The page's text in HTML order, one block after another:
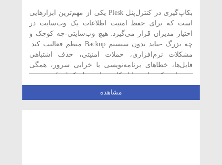
بکاپ‌گیری در کنترل‌پنل Plesk یکی از مهم‌ترین ابزارهایی
است که برای حفظ امنیت اطلاعات یک وب‌سایت در
اختیار مدیران قرار می‌گیرد. هیچ وب‌سایتی-چه کوچک و
چه بزرگ -نباید بدون سیستم Backup منظم فعالیت کند.
مشکلات نرم‌افزاری، حملات امنیتی، حذف اشتباهی
فایل‌ها، خطاهای برنامه‌نویسی یا خرابی سرور، همگی
می‌توانند یک سایت را از کار بیندازند. پلسک […]
مشاهده